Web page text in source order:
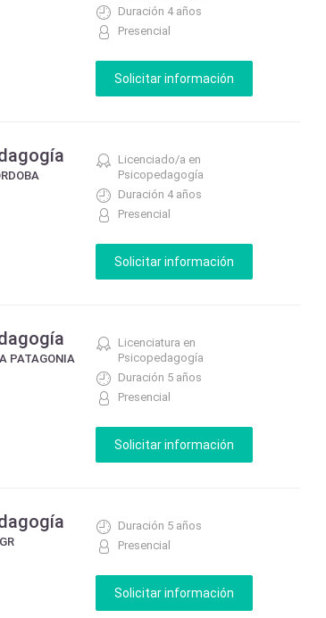
Duración 4 años
Presencial
Licenciado/a en
Psicopedagogía
Duración 4 años
Presencial
PATAGONIA
Licenciatura en
Psicopedagogía
Duración 5 años
Presencial
Duración 5 años
Presencial